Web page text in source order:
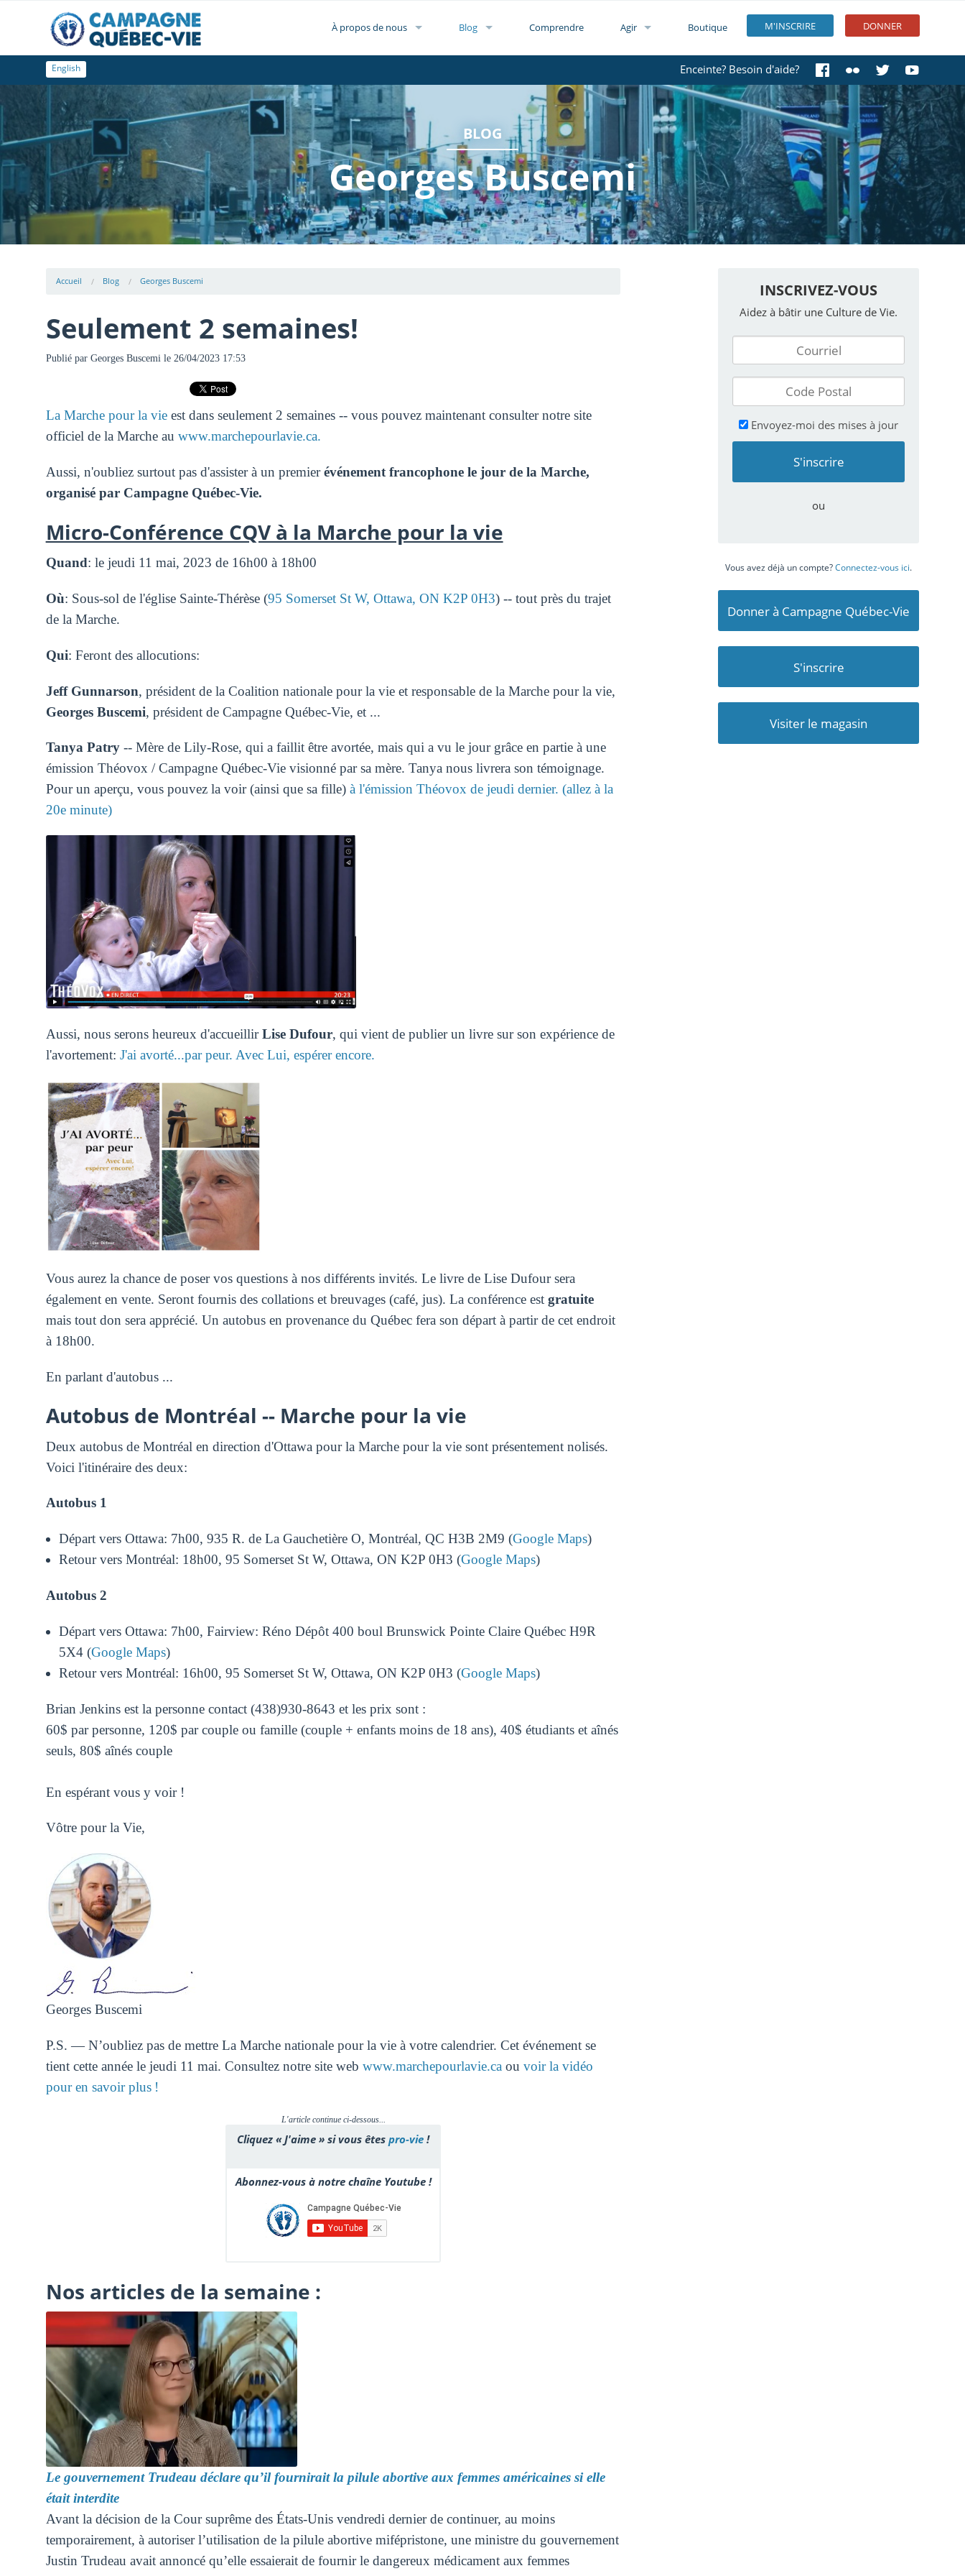
M'INSCRIRE DONNER
À propos de nous Blog Comprendre Agir Boutique
Enceinte? Besoin d'aide?
English
BLOG
Georges Buscemi
Accueil Blog Georges Buscemi
Seulement 2 semaines!
Publié par Georges Buscemi le 26/04/2023 17:53
La Marche pour la vieest dans seulement 2 semaines -- vous pouvez maintenant consulter notre site
officiel de la Marche au www.marchepourlavie.ca.
Aussi, n'oubliez surtout pas d'assister à un premierévénement francophone le jour de la Marche,
organisé par Campagne Québec-Vie.
Micro-Conférence CQV à la Marche pour la vie
Quand: le jeudi 11 mai, 2023 de 16h00 à 18h00
Où: Sous-sol de l'église Sainte-Thérèse (95 Somerset St W, Ottawa, ON K2P 0H3) -- tout près du trajet
de la Marche.
Qui: Feront des allocutions:
Jeff Gunnarson, président de la Coalition nationale pour la vie et responsable de la Marche pour la vie,
Georges Buscemi, président de Campagne Québec-Vie, et ...
Tanya Patry-- Mère de Lily-Rose, qui a faillit être avortée, mais qui a vu le jour grâce en partie à une
émission Théovox / Campagne Québec-Vie visionné par sa mère. Tanya nous livrera son témoignage.
Pour un aperçu, vous pouvez la voir (ainsi que sa fille)à l'émission Théovox de jeudi dernier. (allez à la
20e minute)
Aussi, nous serons heureux d'accueillirLise Dufour, qui vient de publier un livre sur son expérience de
l'avortement: J'ai avorté...par peur. Avec Lui, espérer encore.
Vous aurez la chance de poser vos questions à nos différents invités. Le livre de Lise Dufour sera
également en vente. Seront fournis des collations et breuvages (café, jus). La conférence est gratuite
mais tout don sera apprécié. Un autobus en provenance du Québec fera son départ à partir de cet endroit
à 18h00.
En parlant d'autobus ...
Autobus de Montréal -- Marche pour la vie
Deux autobus de Montréal en direction d'Ottawa pour la Marche pour la vie sont présentement nolisés.
Voici l'itinéraire des deux:
Autobus 1
Départ vers Ottawa: 7h00, 935 R. de La Gauchetière O, Montréal, QC H3B 2M9 (Google Maps)
Retour vers Montréal: 18h00, 95 Somerset St W, Ottawa, ON K2P 0H3 (Google Maps)
Autobus 2
Départ vers Ottawa: 7h00, Fairview: Réno Dépôt 400 boul Brunswick Pointe Claire Québec H9R
5X4(Google Maps)
Retour vers Montréal: 16h00, 95 Somerset St W, Ottawa, ON K2P 0H3 (Google Maps)
Brian Jenkins est la personne contact (438)930-8643 et les prix sont :
60$ par personne, 120$ par couple ou famille (couple + enfants moins de 18 ans), 40$ étudiants et aînés
seuls, 80$ aînés couple
En espérant vous y voir !
Vôtre pour la Vie,
Georges Buscemi
P.S. — N’oubliez pas de mettre La Marche nationale pour la vie à votre calendrier. Cet événement se
tient cette année le jeudi 11 mai. Consultez notre site web www.marchepourlavie.caou voir la vidéo
pour en savoir plus !
L'article continue ci-dessous...
Cliquez « J'aime » si vous êtes pro-vie !
Abonnez-vous à notre chaîne Youtube !
Nos articles de la semaine :
Le gouvernement Trudeau déclare qu’il fournirait la pilule abortive aux femmes américaines si elle
était interdite
Avant la décision de la Cour suprême des États-Unis vendredi dernier de continuer, au moins
temporairement, à autoriser l’utilisation de la pilule abortive mifépristone, une ministre du gouvernement
Justin Trudeau avait annoncé qu’elle essaierait de fournir le dangereux médicament aux femmes
INSCRIVEZ-VOUS
Aidez à bâtir une Culture de Vie.
Envoyez-moi des mises à jour
ou
Vous avez déjà un compte?Connectez-vous ici.
Donner à Campagne Québec-Vie
S'inscrire
Visiter le magasin